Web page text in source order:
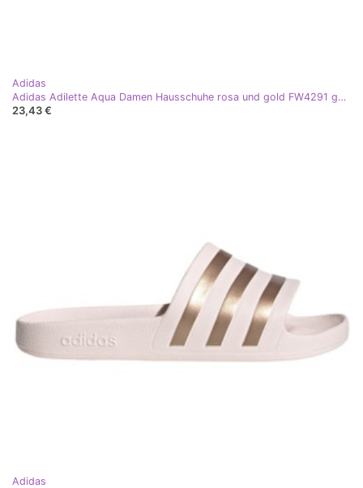
Adidas
Adidas Adilette Aqua Damen Hausschuhe rosa und gold FW4291 golden
23,43 €
Adidas